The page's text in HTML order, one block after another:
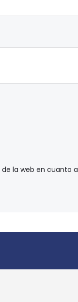
de la web en cuanto